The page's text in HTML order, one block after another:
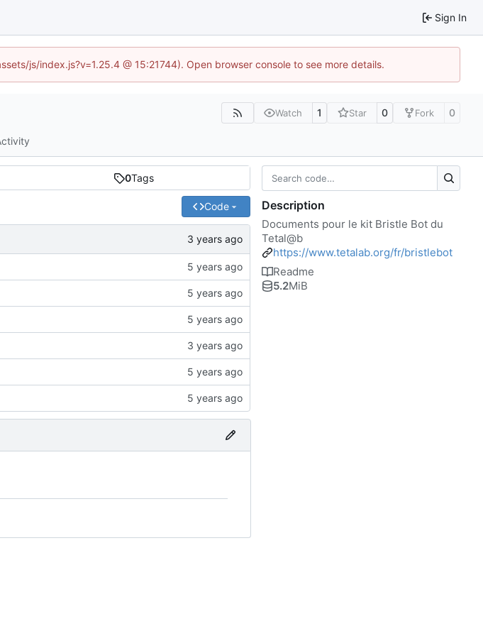
Sign In
js/index.js?v=1.25.4 @ 15:21744). Open browser console to see more details.
Watch 1 Star 0 Fork 0
0Tags
Code Description
Documents pour le kit Bristle Bot du
Tetal@b
https://www.tetalab.org/fr/bristlebot
Readme
5.2MiB